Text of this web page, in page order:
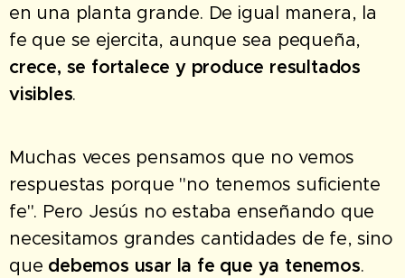
en una planta grande. De igual manera, la
fe que se ejercita, aunque sea pequeña,
crece, se fortalece y produce resultados
visibles.
Muchas veces pensamos que no vemos
respuestas porque "no tenemos suficiente
fe". Pero Jesús no estaba enseñando que
necesitamos grandes cantidades de fe, sino
que debemos usar la fe que ya tenemos.